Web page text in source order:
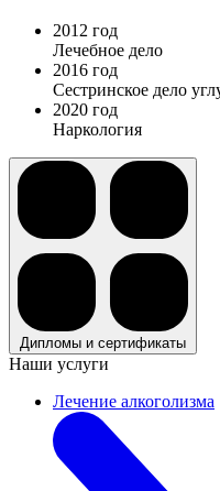
2012 год
Лечебное дело
2016 год
Сестринское дело
2020 год
Наркология
Дипломы и сертификаты
Наши услуги
Лечение алкоголизма